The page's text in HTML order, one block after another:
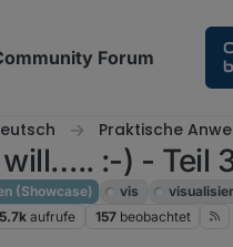
Forum
Praktische
:-) - Teil
(Showcase) vis
aufrufe 157 beobachtet